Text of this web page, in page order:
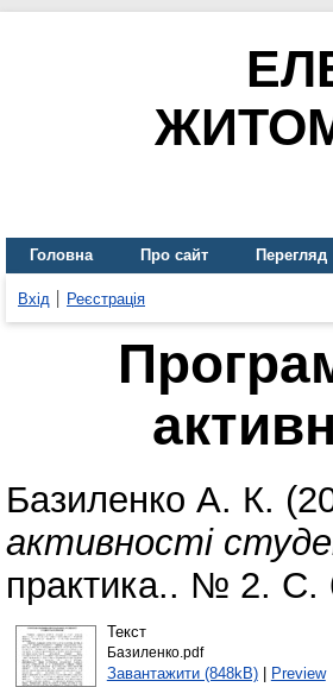
Головна Про сайт Перегляд
Вхід Реєстрація
Базиленко А. К.
активності
практика.. № 2. С.
Текст
Базиленко.pdf
Завантажити (848kB)| Preview